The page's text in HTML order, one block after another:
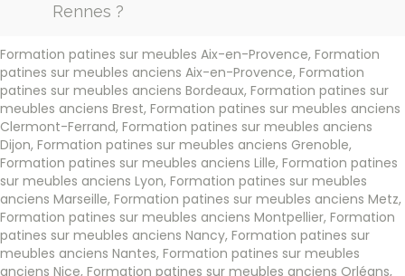
Rennes ?
Formation patines sur meubles Aix-en-Provence, Formation
patines sur meubles anciens Aix-en-Provence, Formation
patines sur meubles anciens Bordeaux, Formation patines sur
meubles anciens Brest, Formation patines sur meubles anciens
Clermont-Ferrand, Formation patines sur meubles anciens
Dijon, Formation patines sur meubles anciens Grenoble,
Formation patines sur meubles anciens Lille, Formation patines
sur meubles anciens Lyon, Formation patines sur meubles
anciens Marseille, Formation patines sur meubles anciens Metz,
Formation patines sur meubles anciens Montpellier, Formation
patines sur meubles anciens Nancy, Formation patines sur
meubles anciens Nantes, Formation patines sur meubles
anciens Nice, Formation patines sur meubles anciens Orléans,